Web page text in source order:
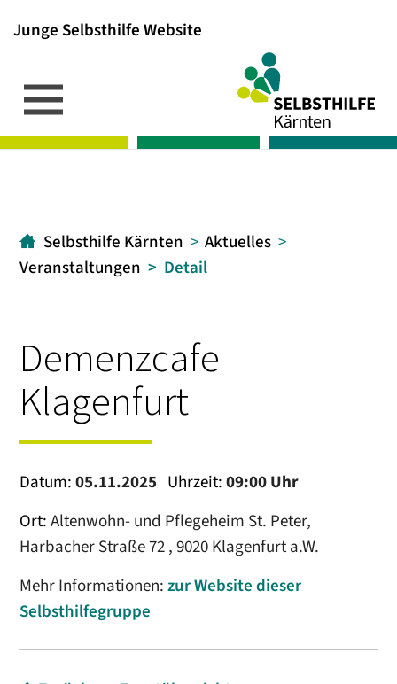
Junge Selbsthilfe Website
[1]
[2]
[3]
Selbsthilfe Kärnten
Aktuelles
Veranstaltungen
Detail
Demenzcafe
Klagenfurt
Datum:05.11.2025 Uhrzeit:09:00 Uhr
Ort:Altenwohn- und Pflegeheim St. Peter,
Harbacher Straße 72 , 9020 Klagenfurt a.W.
Mehr Informationen:zur Website dieser
Selbsthilfegruppe